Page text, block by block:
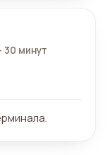
30 минут